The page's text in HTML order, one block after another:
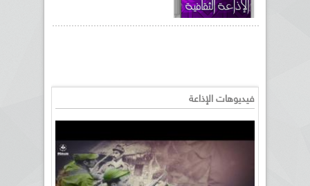
فيديوهات الإذاعة